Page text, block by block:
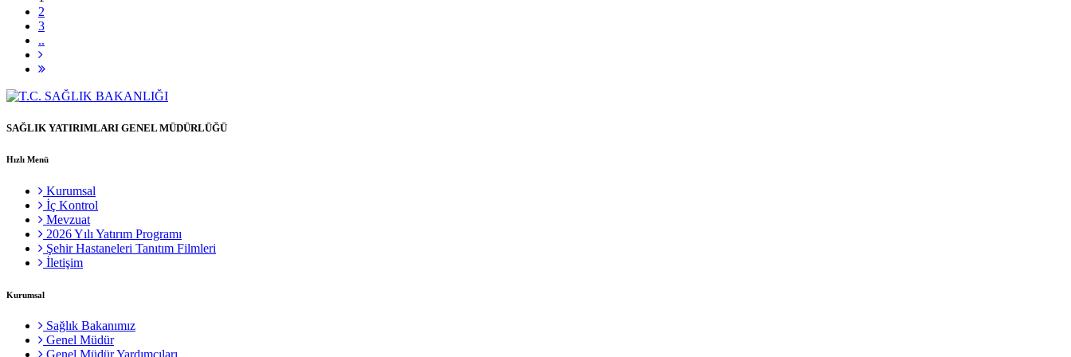
2
3
..
SAĞLIK YATIRIMLARI GENEL MÜDÜRLÜĞÜ
Hızlı Menü
Kurumsal
İç Kontrol
Mevzuat
2026 Yılı Yatırım Programı
Şehir Hastaneleri Tanıtım Filmleri
İletişim
Kurumsal
Sağlık Bakanımız
Genel Müdür